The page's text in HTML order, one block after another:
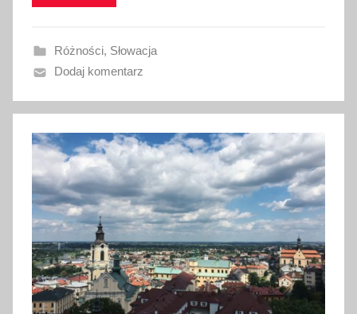
w
n
o
g
r
d
n
i
a
2
0
2
Różności, Słowacja
Dodaj komentarz